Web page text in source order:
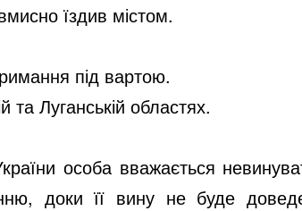
їздив містом.
під вартою.
Луганській областях.
особа вважається
доки її вину не буде